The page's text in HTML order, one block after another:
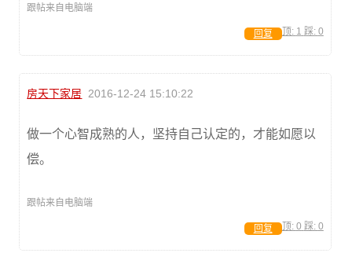
跟帖来自电脑端
顶: 1 踩: 0
回复
房天下家居 2016-12-24 15:10:22
做一个心智成熟的人，坚持自己认定的，才能如愿以
偿。
跟帖来自电脑端
顶: 0 踩: 0
回复